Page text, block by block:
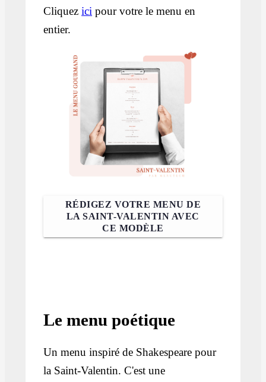
Cliquezici pour votre le menu en
entier.
RÉDIGEZ VOTRE MENU DE
LA SAINT-VALENTIN AVEC
CE MODÈLE
Le menu poétique
Un menu inspiré de Shakespeare pour
la Saint-Valentin. C'est une